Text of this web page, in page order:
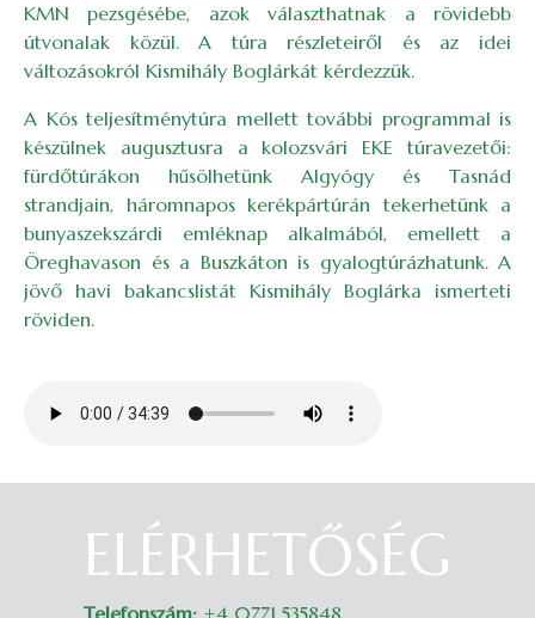
KMN pezsgésébe, azok választhatnak a rövidebb
útvonalak közül. A túra részleteiről és az idei
változásokról Kismihály Boglárkát kérdezzük.
A Kós teljesítménytúra mellett további programmal is
készülnek augusztusra a kolozsvári EKE túravezetői:
fürdőtúrákon hűsölhetünk Algyógy és Tasnád
strandjain, háromnapos kerékpártúrán tekerhetünk a
bunyaszekszárdi emléknap alkalmából, emellett a
Öreghavason és a Buszkáton is gyalogtúrázhatunk. A
jövő havi bakancslistát Kismihály Boglárka ismerteti
röviden.
ELÉRHETŐSÉG